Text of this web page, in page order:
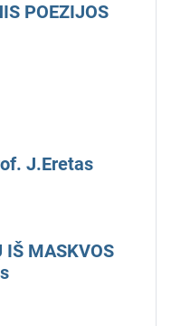
POEZIJOS
J.Eretas
IŠ MASKVOS